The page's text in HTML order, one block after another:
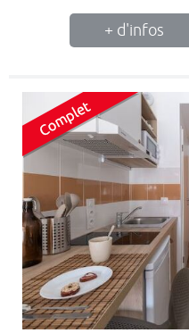
+ d'infos